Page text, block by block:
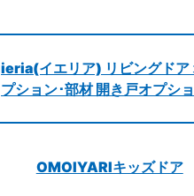
ieria(イエリア) リビングドア
プション･部材 開き戸オプシ
OMOIYARIキッズドア